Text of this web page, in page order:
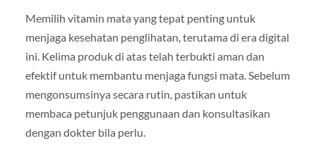
Memilih vitamin mata yang tepat penting untuk
menjaga kesehatan penglihatan, terutama di era digital
ini. Kelima produk di atas telah terbukti aman dan
efektif untuk membantu menjaga fungsi mata. Sebelum
mengonsumsinya secara rutin, pastikan untuk
membaca petunjuk penggunaan dan konsultasikan
dengan dokter bila perlu.